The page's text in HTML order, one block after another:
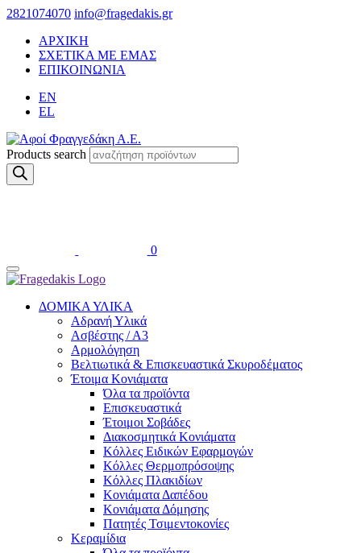
2821074070 info@fragedakis.gr
ΑΡΧΙΚΗ
ΣΧΕΤΙΚΑ ΜΕ ΕΜΑΣ
ΕΠΙΚΟΙΝΩΝΙΑ
EN
EL
Products search
0
ΔΟΜΙΚΑ ΥΛΙΚΑ
Αδρανή Υλικά
Ασβέστης / Α3
Αρμολόγηση
Βελτιωτικά & Επισκευαστικά Σκυροδέματος
Έτοιμα Κονιάματα
Όλα τα προϊόντα
Επισκευαστικά
Έτοιμοι Σοβάδες
Διακοσμητικά Κονιάματα
Κόλλες Ειδικών Εφαρμογών
Κόλλες Θερμοπρόσοψης
Κόλλες Πλακιδίων
Κονιάματα Δαπέδου
Κονιάματα Δόμησης
Πατητές Τσιμεντοκονίες
Κεραμίδια